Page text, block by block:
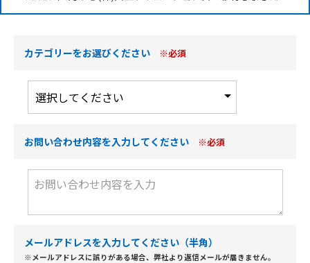
カテゴリーをお選びください ※必須
お問い合わせ内容を入力してください ※必須
メールアドレスを入力してください（半角）
※メールアドレスに誤りがある場合、弊社より返信メールが届きません。